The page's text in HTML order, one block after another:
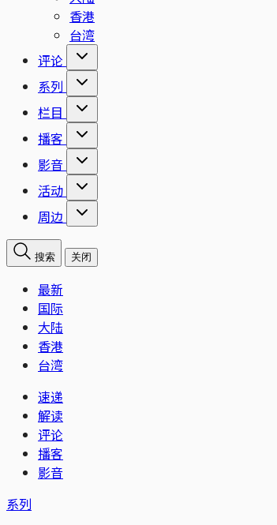
香港
台湾
评论
系列
栏目
播客
影音
活动
周边
搜索 关闭
最新
国际
大陆
香港
台湾
速递
解读
评论
播客
影音
系列